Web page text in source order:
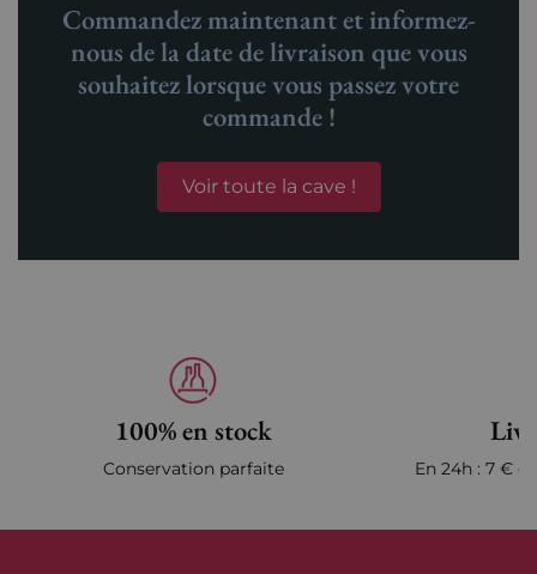
Commandez maintenant et informez-
nous de la date de livraison que vous
souhaitez lorsque vous passez votre
commande !
Voir toute la cave !
100% en stock
Conservation parfaite En 24h : 7 €